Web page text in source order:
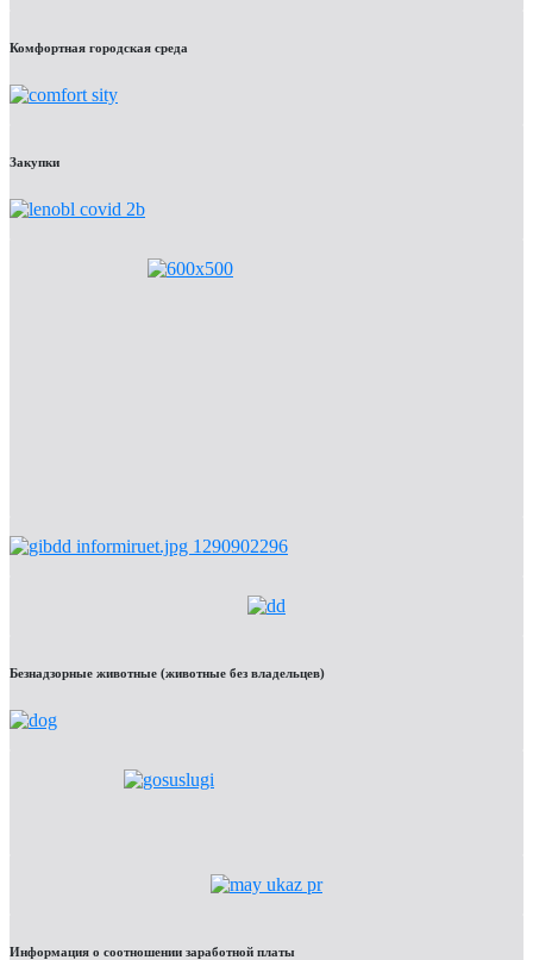
Комфортная городская среда
Закупки
Безнадзорные животные (животные без владельцев)
Информация о соотношении заработной платы